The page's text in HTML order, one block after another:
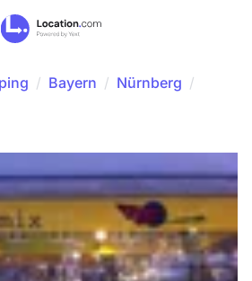
/ Bayern / Nürnberg /